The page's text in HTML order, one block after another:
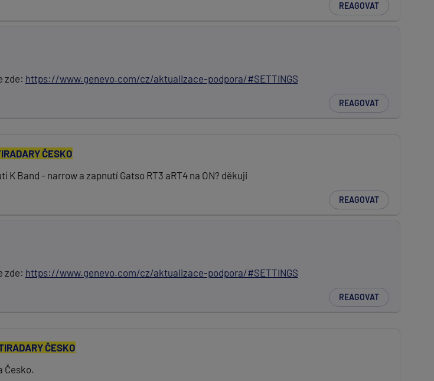
REAGOVAT
zde: https://www.genevo.com/cz/aktualizace-podpora/#SETTINGS
REAGOVAT
ČESKO
K Band - narrow a zapnutí Gatso RT3 aRT4 na ON? děkuji
REAGOVAT
zde: https://www.genevo.com/cz/aktualizace-podpora/#SETTINGS
REAGOVAT
ČESKO
Česko.